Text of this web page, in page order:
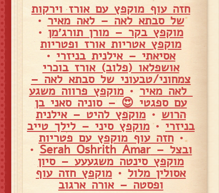
חזה עוף מוקפץ עם אורז וירקות
של סבתא לאה – לאה מאיר •
מוקפץ בקר – מורן תורג׳מן •
מוקפץ אטריות אורז ופטריות
אסיאתי – אילנית בניזרי •
אושפלאו (פלוב) אורז בוכרי
צמחוני/טבעוני של סבתא לאה –
לאה מאיר • מוקפץ פרווה משגע
עם ספגטי 😍 – סוניה סאני בן
הרוש • מוקפץ להיט – אילנית
בניזרי • מוקפץ סיני – לילך טייב
•חזה עוף מוקפץ עם פטריות
ובצל – Serah Oshrith Amar •
מוקפץ סינטה משגעעע – סיון
אסולין מלול • מוקפץ חזה עוף
ופסטה – אורה ארגוב